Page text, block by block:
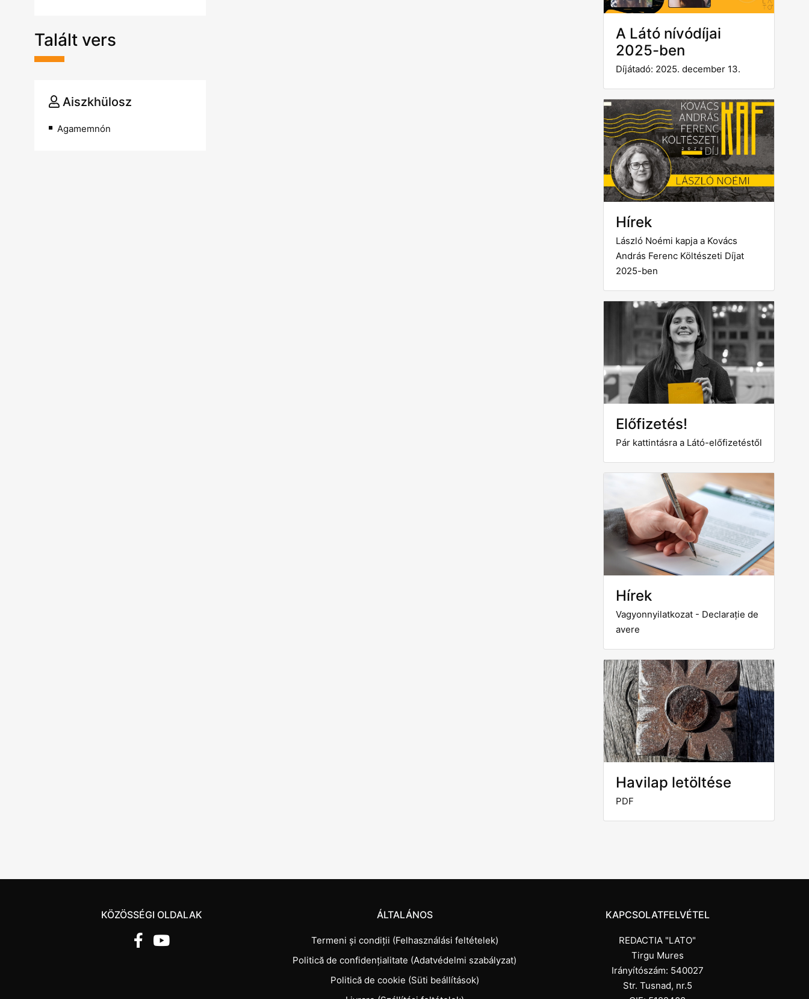
Talált vers
Aiszkhülosz
Agamemnón
A Látó nívódíjai
2025-ben
Díjátadó: 2025. december 13.
Hírek
László Noémi kapja a Kovács
András Ferenc Költészeti Díjat
2025-ben
Előfizetés!
Pár kattintásra a Látó-előfizetéstől
Hírek
Vagyonnyilatkozat - Declarație de
avere
Havilap letöltése
PDF
KÖZÖSSÉGI OLDALAK ÁLTALÁNOS
Termeni și condiții (Felhasználási feltételek)
Politică de confidențialitate (Adatvédelmi szabályzat)
Politică de cookie (Süti beállítások)
KAPCSOLATFELVÉTEL
REDACTIA "LATO"
Tirgu Mures
Irányítószám: 540027
Str. Tusnad, nr.5